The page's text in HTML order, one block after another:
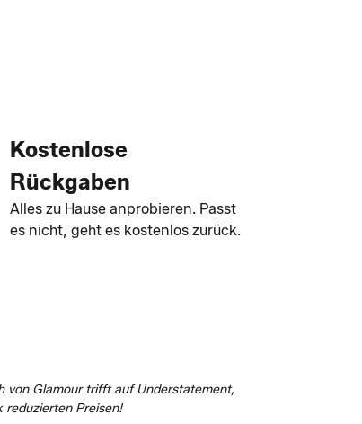
Kostenlose
Rückgaben
Alles zu Hause anprobieren. Passt
es nicht, geht es kostenlos zurück.
von Glamour trifft auf Understatement,
reduzierten Preisen!